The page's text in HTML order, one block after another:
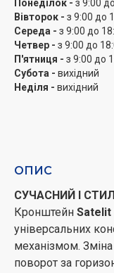
на основі
Стандарт VESA
зазначений у
відповідає ТВ,
пристрою або
Для похило-
впливає на
Кронштейн Satelit
телевізори з
дюймів.
витримати Satelit
Понеділок - з 9:00
Вівторок - з 9:00 до
Середа - з 9:00 до
Четвер - з 9:00 до
П'ятниця - з 9:00 до
Субота - вихідний
Неділя - вихідний
ОПИС
СУЧАСНИЙ І
Кронштейн Satelit
універсальних
механізмом.
поворот за